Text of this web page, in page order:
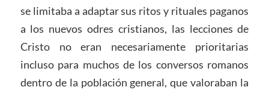
se limitaba a adaptar sus ritos y rituales paganos
a los nuevos odres cristianos, las lecciones de
Cristo no eran necesariamente prioritarias
incluso para muchos de los conversos romanos
dentro de la población general, que valoraban la